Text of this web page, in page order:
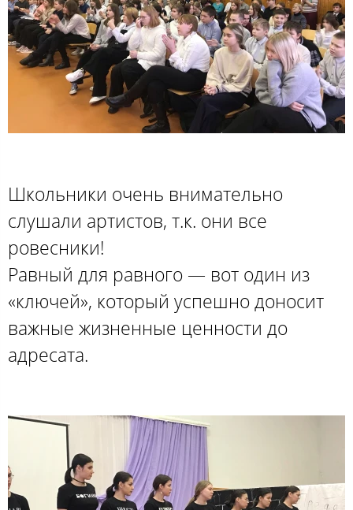
Школьники очень внимательно
слушали артистов, т.к. они все
ровесники!
Равный для равного — вот один из
«ключей», который успешно доносит
важные жизненные ценности до
адресата.